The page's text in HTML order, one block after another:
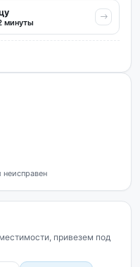
минуты
неисправен
привезем под